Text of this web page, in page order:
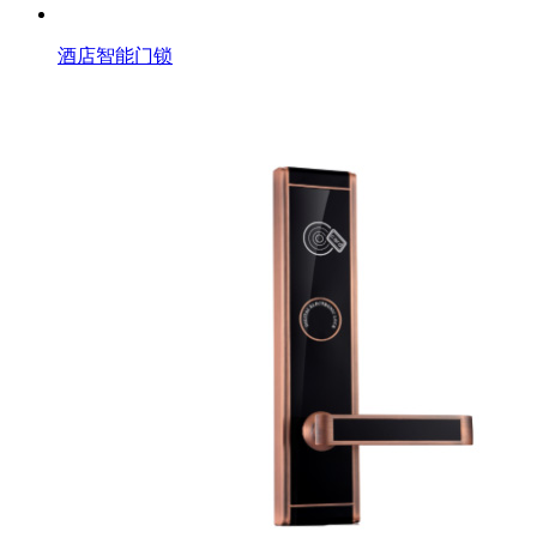
酒店智能门锁